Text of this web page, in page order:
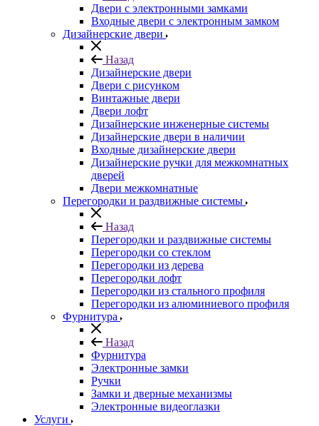
Двери с электронными замками
Входные двери с электронным замком
Дизайнерские двери
Назад
Дизайнерские двери
Двери с рисунком
Винтажные двери
Двери лофт
Дизайнерские инженерные системы
Дизайнерские двери в наличии
Входные дизайнерские двери
Дизайнерские ручки для межкомнатных
дверей
Двери межкомнатные
Перегородки и раздвижные системы
Назад
Перегородки и раздвижные системы
Перегородки со стеклом
Перегородки из дерева
Перегородки лофт
Перегородки из стального профиля
Перегородки из алюминиевого профиля
Фурнитура
Назад
Фурнитура
Электронные замки
Ручки
Замки и дверные механизмы
Электронные видеоглазки
Услуги